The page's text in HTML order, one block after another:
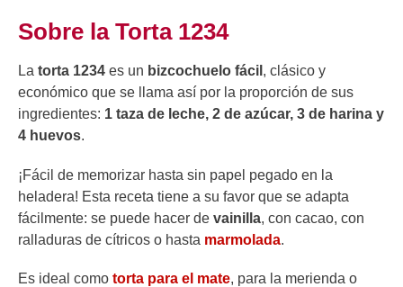
Sobre la Torta 1234
La torta 1234 es un bizcochuelo fácil , clásico y
económico que se llama así por la proporción de sus
ingredientes: 1 taza de leche, 2 de azúcar, 3 de harina y
4 huevos.
¡Fácil de memorizar hasta sin papel pegado en la
heladera! Esta receta tiene a su favor que se adapta
fácilmente: se puede hacer de vainilla, con cacao, con
ralladuras de cítricos o hasta marmolada.
Es ideal como torta para el mate, para la merienda o